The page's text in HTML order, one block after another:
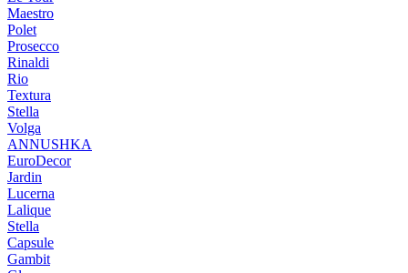
Maestro
Polet
Prosecco
Rinaldi
Rio
Textura
Stella
Volga
ANNUSHKA
EuroDecor
Jardin
Lucerna
Lalique
Stella
Capsule
Gambit